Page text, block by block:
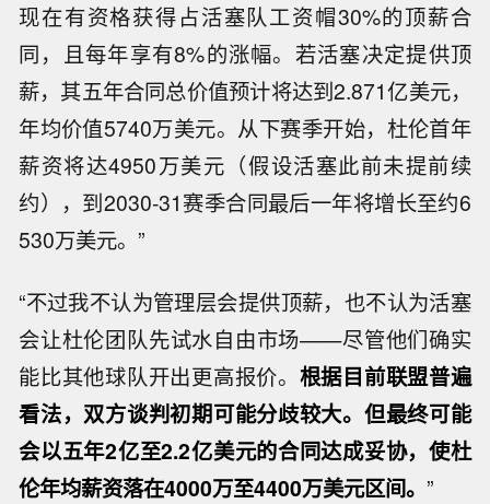
现在有资格获得占活塞队工资帽30%的顶薪合
同，且每年享有8%的涨幅。若活塞决定提供顶
薪，其五年合同总价值预计将达到2.871亿美元，
年均价值5740万美元。从下赛季开始，杜伦首年
薪资将达4950万美元（假设活塞此前未提前续
约），到2030-31赛季合同最后一年将增长至约6
530万美元。”
“不过我不认为管理层会提供顶薪，也不认为活塞
会让杜伦团队先试水自由市场——尽管他们确实
能比其他球队开出更高报价。 根据目前联盟普遍
看法，双方谈判初期可能分歧较大。但最终可能
会以五年2亿至2.2亿美元的合同达成妥协，使杜
伦年均薪资落在4000万至4400万美元区间。 ”